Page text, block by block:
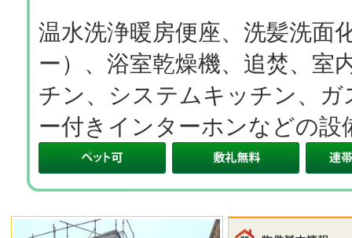
温水洗浄暖房便座、洗髪洗面
ー）、浴室乾燥機、追焚、室
チン、システムキッチン、
ー付きインターホンなどの